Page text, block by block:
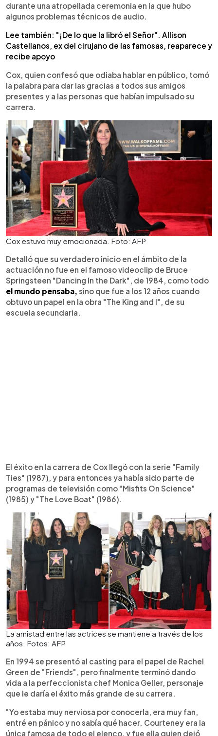
durante una atropellada ceremonia en la que hubo
algunos problemas técnicos de audio.
Lee también: "¡De lo que la libró el Señor". Allison
Castellanos, ex del cirujano de las famosas, reaparece y
recibe apoyo
Cox, quien confesó que odiaba hablar en público, tomó
la palabra para dar las gracias a todos sus amigos
presentes y a las personas que habían impulsado su
carrera.
Cox estuvo muy emocionada. Foto: AFP
Detalló que su verdadero inicio en el ámbito de la
actuación no fue en el famoso videoclip de Bruce
Springsteen "Dancing In the Dark", de 1984, como todo
el mundo pensaba, sino que fue a los 12 años cuando
obtuvo un papel en la obra "The King and I", de su
escuela secundaria.
El éxito en la carrera de Cox llegó con la serie "Family
Ties" (1987), y para entonces ya había sido parte de
programas de televisión como "Misfits On Science"
(1985) y "The Love Boat" (1986).
La amistad entre las actrices se mantiene a través de los
años. Fotos: AFP
En 1994 se presentó al casting para el papel de Rachel
Green de "Friends", pero finalmente terminó dando
vida a la perfeccionista chef Monica Geller, personaje
que le daría el éxito más grande de su carrera.
"Yo estaba muy nerviosa por conocerla, era muy fan,
entré en pánico y no sabía qué hacer. Courteney era la
única famosa de todo el elenco, y fue ella quien dejó